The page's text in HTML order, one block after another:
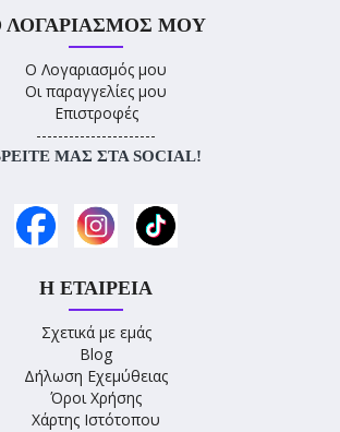
ΛΟΓΑΡΙΑΣΜΌΣ ΜΟΥ
Ο Λογαριασμός μου
Οι παραγγελίες μου
Επιστροφές
----------------------
ΜΑΣ ΣΤΑ SOCIAL!
Η ΕΤΑΙΡΕΊΑ
Σχετικά με εμάς
Blog
Δήλωση Εχεμύθειας
Όροι Χρήσης
Χάρτης Ιστότοπου